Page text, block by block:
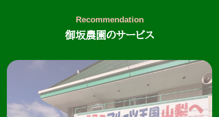
御坂農園のサービス